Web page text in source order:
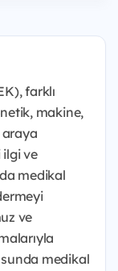
farklı
makine,
araya
ve
medikal
ve
medikal